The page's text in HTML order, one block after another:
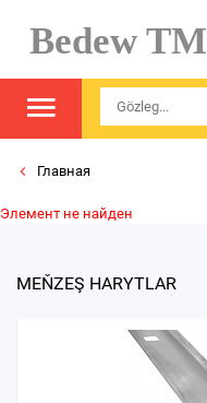
Bedew TM
Главная
Элемент не найден
MEŇZEŞ HARYTLAR